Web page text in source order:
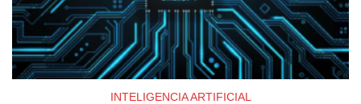
INTELIGENCIA ARTIFICIAL